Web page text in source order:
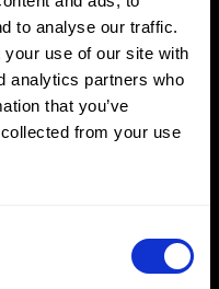
to analyse our traffic.
use of our site with
analytics partners who
that you’ve
from your use
wie
Beschichtungen,
freundlichkeit
in die